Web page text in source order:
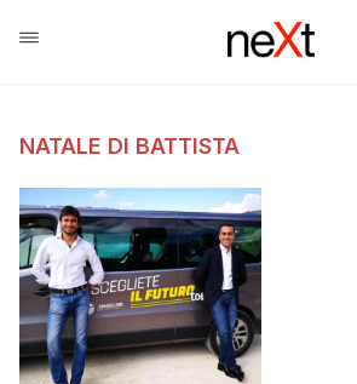
NATALE DI BATTISTA